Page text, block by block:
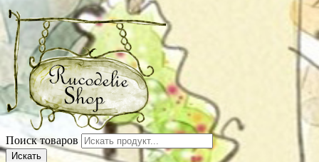
Поиск товаров
Искать